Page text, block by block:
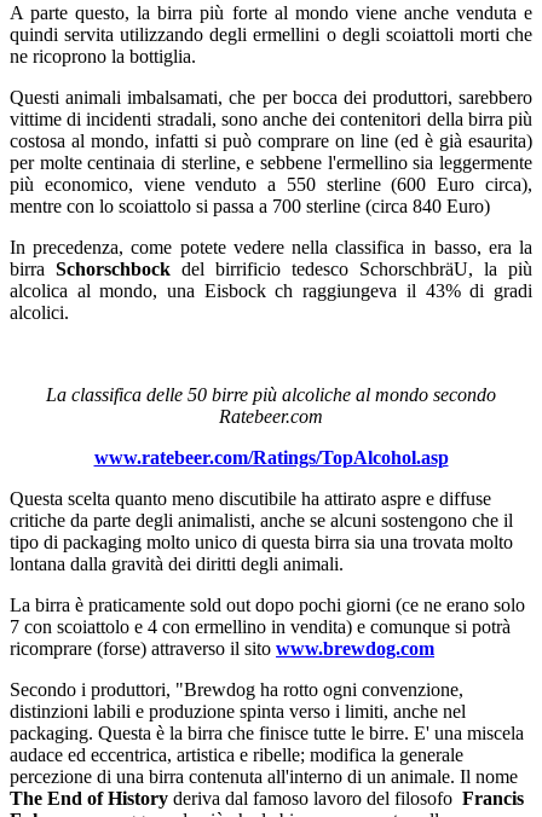
A parte questo, la birra più forte al mondo viene anche venduta e
quindi servita utilizzando degli ermellini o degli scoiattoli morti che
ne ricoprono la bottiglia.
Questi animali imbalsamati, che per bocca dei produttori, sarebbero
vittime di incidenti stradali, sono anche dei contenitori della birra più
costosa al mondo, infatti si può comprare on line (ed è già esaurita)
per molte centinaia di sterline, e sebbene l'ermellino sia leggermente
più economico, viene venduto a 550 sterline (600 Euro circa),
mentre con lo scoiattolo si passa a 700 sterline (circa 840 Euro)
In precedenza, come potete vedere nella classifica in basso, era la
birra Schorschbock del birrificio tedesco SchorschbräU, la più
alcolica al mondo, una Eisbock ch raggiungeva il 43% di gradi
alcolici.
La classifica delle 50 birre più alcoliche al mondo secondo
Ratebeer.com
www.ratebeer.com/Ratings/TopAlcohol.asp
Questa scelta quanto meno discutibile ha attirato aspre e diffuse
critiche da parte degli animalisti, anche se alcuni sostengono che il
tipo di packaging molto unico di questa birra sia una trovata molto
lontana dalla gravità dei diritti degli animali.
La birra è praticamente sold out dopo pochi giorni (ce ne erano solo
7 con scoiattolo e 4 con ermellino in vendita) e comunque si potrà
ricomprare (forse) attraverso il sito www.brewdog.com
Secondo i produttori, "Brewdog ha rotto ogni convenzione,
distinzioni labili e produzione spinta verso i limiti, anche nel
packaging. Questa è la birra che finisce tutte le birre. E' una miscela
audace ed eccentrica, artistica e ribelle; modifica la generale
percezione di una birra contenuta all'interno di un animale. Il nome
The End of History deriva dal famoso lavoro del filosofo Francis